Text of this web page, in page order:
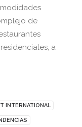
de
a
INTERNATIONAL